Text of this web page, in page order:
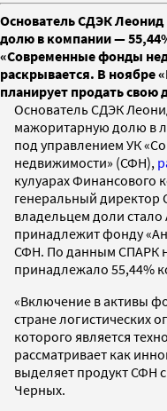
Основатель СДЭК
долю в компании —
«Современные фонды
раскрывается. В ноябре
планирует продать свою
Основатель СДЭК
мажоритарную долю в
под управлением УК
недвижимости» (СФН),
кулуарах Финансового
генеральный директор
владельцем доли стало
принадлежит фонду
СФН. По данным СПАРК
принадлежало 55,44%
«Включение в активы
стране логистических
которого является
рассматривает как
выделяет продукт СФН
Черных.